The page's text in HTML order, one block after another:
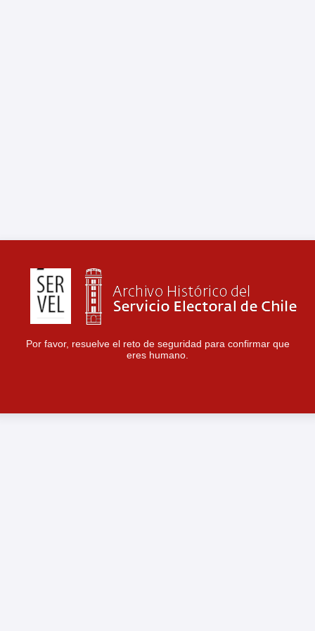
Por favor, resuelve el reto de seguridad para confirmar que
eres humano.